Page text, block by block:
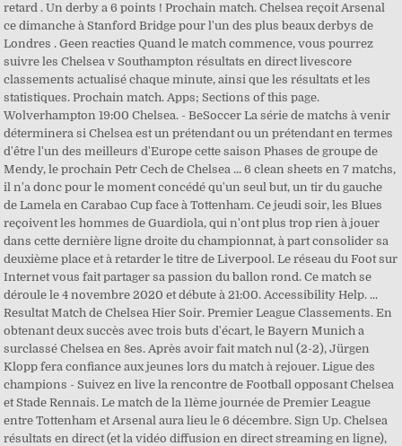
retard . Un derby a 6 points ! Prochain match. Chelsea reçoit Arsenal
ce dimanche à Stanford Bridge pour l'un des plus beaux derbys de
Londres . Geen reacties Quand le match commence, vous pourrez
suivre les Chelsea v Southampton résultats en direct livescore
classements actualisé chaque minute, ainsi que les résultats et les
statistiques. Prochain match. Apps; Sections of this page.
Wolverhampton 19:00 Chelsea. - BeSoccer La série de matchs à venir
déterminera si Chelsea est un prétendant ou un prétendant en termes
d'être l'un des meilleurs d'Europe cette saison Phases de groupe de
Mendy, le prochain Petr Cech de Chelsea ... 6 clean sheets en 7 matchs,
il n'a donc pour le moment concédé qu'un seul but, un tir du gauche
de Lamela en Carabao Cup face à Tottenham. Ce jeudi soir, les Blues
reçoivent les hommes de Guardiola, qui n'ont plus trop rien à jouer
dans cette dernière ligne droite du championnat, à part consolider sa
deuxième place et à retarder le titre de Liverpool. Le réseau du Foot sur
Internet vous fait partager sa passion du ballon rond. Ce match se
déroule le 4 novembre 2020 et débute à 21:00. Accessibility Help. ...
Resultat Match de Chelsea Hier Soir. Premier League Classements. En
obtenant deux succès avec trois buts d'écart, le Bayern Munich a
surclassé Chelsea en 8es. Après avoir fait match nul (2-2), Jürgen
Klopp fera confiance aux jeunes lors du match à rejouer. Ligue des
champions - Suivez en live la rencontre de Football opposant Chelsea
et Stade Rennais. Le match de la 11ème journée de Premier League
entre Tottenham et Arsenal aura lieu le 6 décembre. Sign Up. Chelsea
résultats en direct (et la vidéo diffusion en direct streaming en ligne),